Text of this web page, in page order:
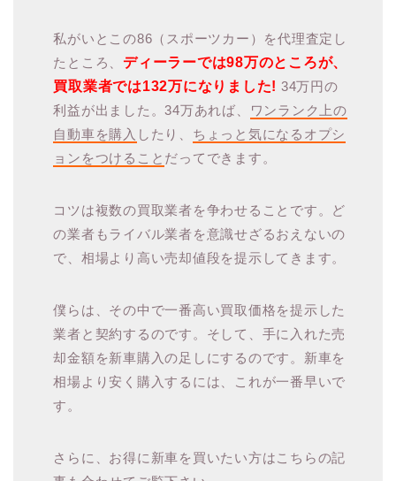
私がいとこの86（スポーツカー）を代理査定し
たところ、 ディーラーでは98万のところが、
買取業者では132万になりました! 34万円の
利益が出ました。34万あれば、
ワンランク上の
自動車を購入 したり、 ちょっと気になるオプシ
ョンをつけること だってできます。
コツは複数の買取業者を争わせることです。ど
の業者もライバル業者を意識せざるおえないの
で、相場より高い売却値段を提示してきます。
僕らは、その中で一番高い買取価格を提示した
業者と契約するのです。そして、手に入れた売
却金額を新車購入の足しにするのです。新車を
相場より安く購入するには、これが一番早いで
す。
さらに、お得に新車を買いたい方はこちらの記